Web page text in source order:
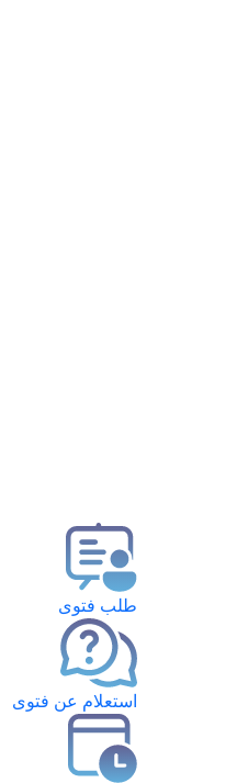
طلب فتوى
استعلام عن فتوى